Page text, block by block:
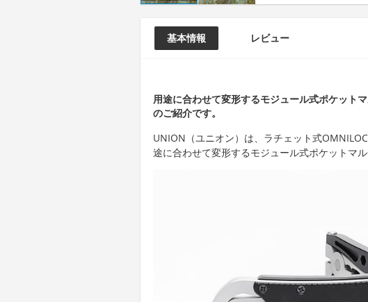
基本情報 レビュー
用途に合わせて変形するモジュール式ポケット
のご紹介です。
UNION（ユニオン）は、ラチェット式
途に合わせて変形するモジュール式ポケットマル